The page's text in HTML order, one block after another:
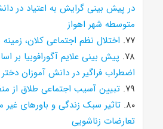
در پیش بینی گرایش به اعتیاد در
متوسطه شهر اهواز
۷۷. اختلال نظم اجتماعی کلان،
۷۸. پیش بینی علایم آگورافوبیا
اضطراب فراگیر در دانش آموزان دختر
۷۹. تبیین آسیب اجتماعی طلاق از
۸۰. تاثیر سبک زندگی و باورهای غیر
تعارضات زناشویی